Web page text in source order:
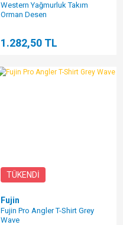
Western Yağmurluk Takım
Orman Desen
1.282,50 TL
TÜKENDİ
Fujin
Fujin Pro Angler T-Shirt Grey
Wave